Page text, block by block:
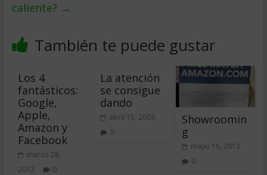
caliente? →
También te puede gustar
Los 4
fantásticos:
Google,
Apple,
Amazon y
Facebook
marzo 28,
2012
0
La atención
se consigue
dando
abril 15, 2003
0
Showroomin
g
mayo 16, 2013
0